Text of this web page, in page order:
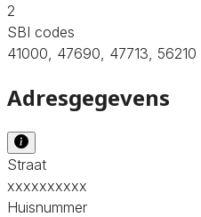
2
SBI codes
41000, 47690, 47713, 56210
Adresgegevens
Straat
xxxxxxxxxx
Huisnummer